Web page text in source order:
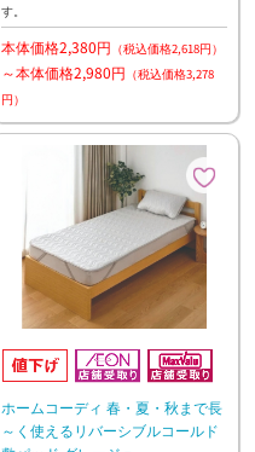
す。
本体価格2,380円 （税込価格2,618円）
～本体価格2,980円 （税込価格3,278
円）
ホームコーディ 春・夏・秋まで長
～く使えるリバーシブルコールド